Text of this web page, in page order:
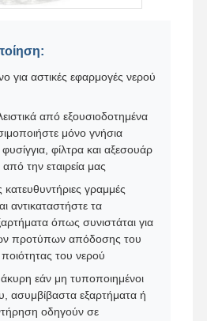
για αστικές εφαρμογές νερού
από εξουσιοδοτημένα
μόνο γνήσια
φυσίγγια, φίλτρα και αξεσουάρ
την εταιρεία μας
κατευθυντήριες γραμμές
αντικαταστήστε τα
όπως συνιστάται για
προτύπων απόδοσης του
του νερού
εάν μη τυποποιημένοι
ασυμβίβαστα εξαρτήματα ή
οδηγούν σε